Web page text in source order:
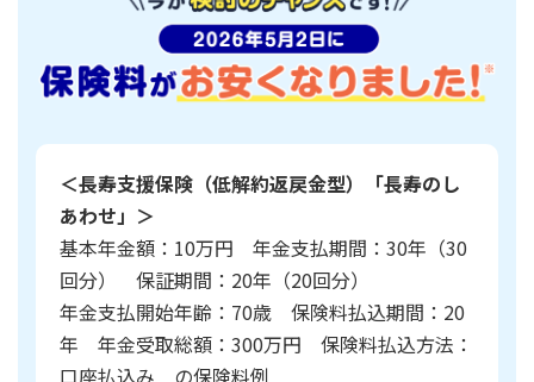
お手続き一覧
きっかけ・できごとから探す
マイページでできること
終身保険
養老保険
定期保険
学資保険
長寿支援保険
お見積りシミュレーション
資料請求
法人のお客さま向け商品一覧
かんぽ生命の団体取扱い
法人向け資料請求
お問い合わせ先
保険
医療
お金
かんぽ生命について
ご挨拶
経営理念・経営戦略
会社概要
お問い合わせ
サステナビリティ
株主・投資家のみなさまへ
＜長寿支援保険（低解約返戻金型）「長寿のし
あわせ」＞
基本年金額：10万円 年金支払期間：30年（30
回分） 保証期間：20年（20回分）
年金支払開始年齢：70歳 保険料払込期間：20
年 年金受取総額：300万円 保険料払込方法：